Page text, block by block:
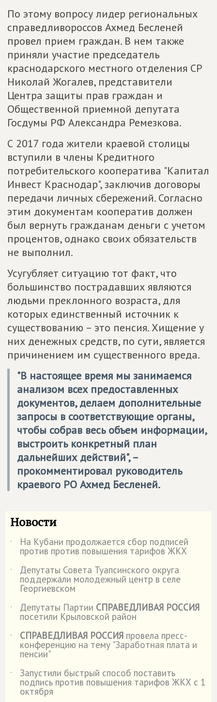
По этому вопросу лидер региональных
справедливороссов Ахмед Бесленей
провел прием граждан. В нем также
приняли участие председатель
краснодарского местного отделения СР
Николай Жогалев, представители
Центра защиты прав граждан и
Общественной приемной депутата
Госдумы РФ Александра Ремезкова.
С 2017 года жители краевой столицы
вступили в члены Кредитного
потребительского кооператива "Капитал
Инвест Краснодар", заключив договоры
передачи личных сбережений. Согласно
этим документам кооператив должен
был вернуть гражданам деньги с учетом
процентов, однако своих обязательств
не выполнил.
Усугубляет ситуацию тот факт, что
большинство пострадавших являются
людьми преклонного возраста, для
которых единственный источник к
существованию – это пенсия. Хищение у
них денежных средств, по сути, является
причинением им существенного вреда.
"В настоящее время мы занимаемся
анализом всех предоставленных
документов, делаем дополнительные
запросы в соответствующие органы,
чтобы собрав весь объем информации,
выстроить конкретный план
дальнейших действий", –
прокомментировал руководитель
краевого РО Ахмед Бесленей.
Новости
˙ На Кубани продолжается сбор подписей
против против повышения тарифов ЖКХ
˙
Депутаты Совета Туапсинского округа
поддержали молодежный центр в селе
Георгиевском
˙
Депутаты Партии СПРАВЕДЛИВАЯ РОССИЯ
посетили Крыловской район
˙
СПРАВЕДЛИВАЯ РОССИЯ провела пресс-
конференцию на тему "Заработная плата и
пенсии"
˙
Запустили быстрый способ поставить
подпись против повышения тарифов ЖКХ с 1
октября